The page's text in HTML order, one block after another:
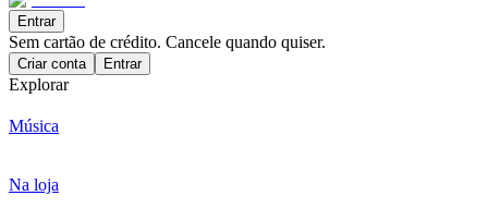
Entrar
Sem cartão de crédito. Cancele quando quiser.
Criar conta Entrar
Explorar
Música
Na loja